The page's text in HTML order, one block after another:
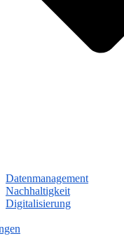
Datenmanagement
Nachhaltigkeit
Digitalisierung